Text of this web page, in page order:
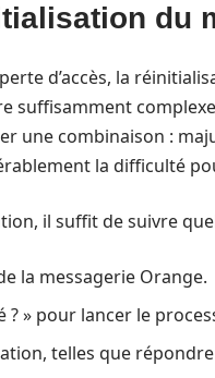
du
d’accès, la
suffisamment
une combinaison :
la difficulté
il suffit de suivre
la messagerie Orange.
? » pour lancer le
telles que